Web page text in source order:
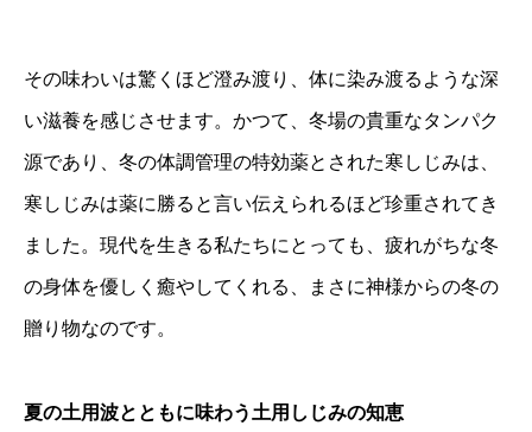
その味わいは驚くほど澄み渡り、体に染み渡るような深
い滋養を感じさせます。かつて、冬場の貴重なタンパク
源であり、冬の体調管理の特効薬とされた寒しじみは、
寒しじみは薬に勝ると言い伝えられるほど珍重されてき
ました。現代を生きる私たちにとっても、疲れがちな冬
の身体を優しく癒やしてくれる、まさに神様からの冬の
贈り物なのです。
夏の土用波とともに味わう土用しじみの知恵